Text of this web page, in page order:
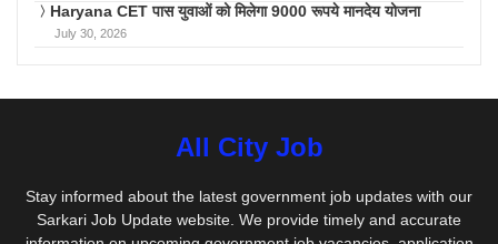
Haryana CET पास युवाओं को मिलेगा 9000 रूपये मानदेय योजना
July 30, 2026
All City Job
Stay informed about the latest government job updates with our
Sarkari Job Update website. We provide timely and accurate